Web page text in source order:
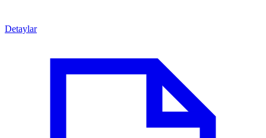
Detaylar